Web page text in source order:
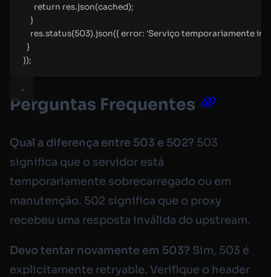
return res.json(cached);
}
res.status(503).json({ error: 'Serviço temporariamente
}
});
Perguntas Frequentes
Qual a diferença entre 503 e 502? 503
significa que o servidor está
temporariamente sobrecarregado ou em
manutenção. 502 significa que o proxy
recebeu uma resposta inválida do upstream.
Devo tentar novamente em 503? Sim, 503 é
explicitamente retryable. Verifique o header